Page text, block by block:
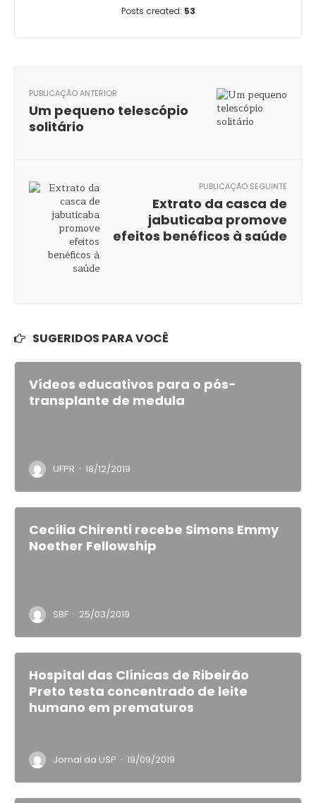
Posts created: 53
PUBLICAÇÃO ANTERIOR
Um pequeno telescópio
solitário
PUBLICAÇÃO SEGUINTE
Extrato da casca de
jabuticaba promove
efeitos benéficos à saúde
SUGERIDOS PARA VOCÊ
Vídeos educativos para o pós-
transplante de medula
UFPR · 18/12/2019
Cecília Chirenti recebe Simons Emmy
Noether Fellowship
SBF · 25/03/2019
Hospital das Clínicas de Ribeirão
Preto testa concentrado de leite
humano em prematuros
Jornal da USP · 19/09/2019